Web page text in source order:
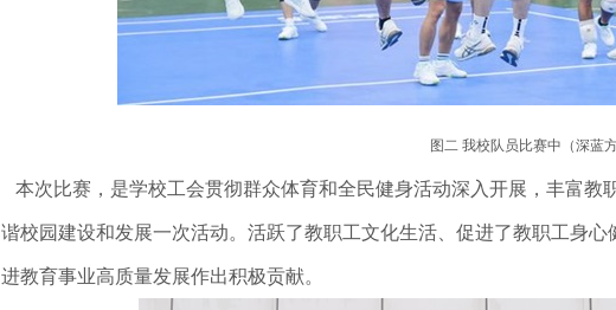
图二 我校队员比赛中（深蓝
本次比赛，是学校工会贯彻群众体育和全民健身活动深入开展，丰富教
谐校园建设和发展一次活动。活跃了教职工文化生活、促进了教职工身
进教育事业高质量发展作出积极贡献。